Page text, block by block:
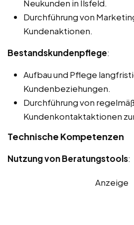
Neukunden in Ilsfeld.
Durchführung von
Kundenaktionen.
Bestandskundenpflege:
Aufbau und Pflege
Kundenbeziehungen.
Durchführung von
Kundenkontaktaktionen
Technische Kompetenzen
Nutzung von Beratungstools:
Anzeige